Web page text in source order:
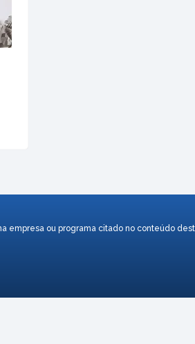
empresa ou programa citado no conteúdo